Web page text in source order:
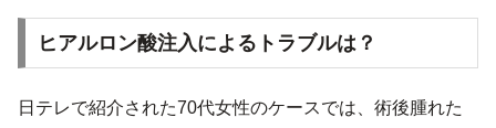
ヒアルロン酸注入によるトラブルは？
日テレで紹介された70代女性のケースでは、術後腫れた